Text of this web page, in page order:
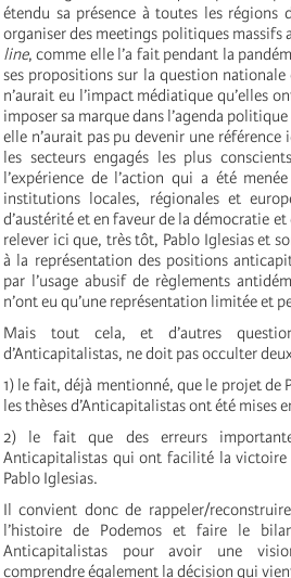
étendu sa présence à toutes les régions
organiser des meetings politiques massifs
line, comme elle l’a fait pendant la
ses propositions sur la question
n’aurait eu l’impact médiatique qu’elles
imposer sa marque dans l’agenda
elle n’aurait pas pu devenir une
les secteurs engagés les plus
l’expérience de l’action qui a été
institutions locales, régionales et
d’austérité et en faveur de la démocratie
relever ici que, très tôt, Pablo Iglesias et
à la représentation des positions
par l’usage abusif de règlements
n’ont eu qu’une représentation limitée et
Mais tout cela, et d’autres
d’Anticapitalistas, ne doit pas occulter
1) le fait, déjà mentionné, que le projet de
les thèses d’Anticapitalistas ont été mises
2) le fait que des erreurs
Anticapitalistas qui ont facilité la victoire
Pablo Iglesias.
Il convient donc de rappeler/
l’histoire de Podemos et faire le
Anticapitalistas pour avoir une
comprendre également la décision qui